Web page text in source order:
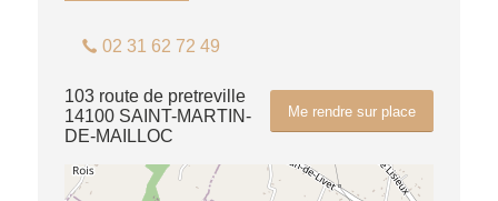
02 31 62 72 49
Me rendre sur place
103 route de pretreville
14100 SAINT-MARTIN-
DE-MAILLOC